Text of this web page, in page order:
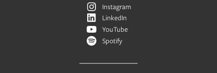
Instagram
LinkedIn
YouTube
Spotify